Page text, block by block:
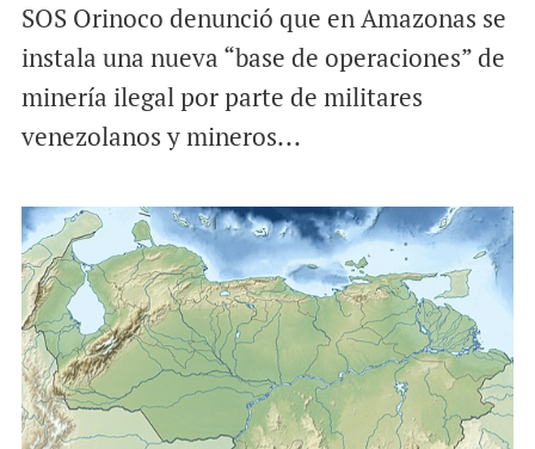
SOS Orinoco denunció que en Amazonas se
instala una nueva “base de operaciones” de
minería ilegal por parte de militares
venezolanos y mineros...